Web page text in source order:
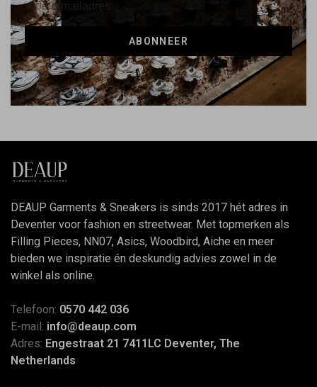
ABONNEER
DEAUP Garments & Sneakers is sinds 2017 hét adres in
Deventer voor fashion en streetwear. Met topmerken als
Filling Pieces, NN07, Asics, Woodbird, Aiche en meer
bieden we inspiratie én deskundig advies zowel in de
winkel als online.
Telefoon: 0570 442 036
E-mail: info@deaup.com
Adres: Engestraat 21 7411LC Deventer, The
Netherlands